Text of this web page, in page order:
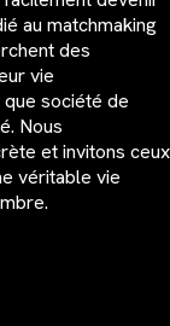
au matchmaking
des
vie
société de
Nous
et invitons ceux
véritable vie